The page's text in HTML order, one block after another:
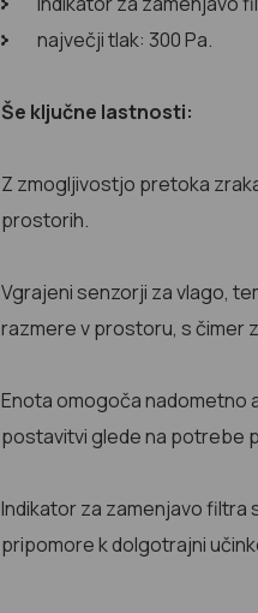
največji tlak: 300 Pa.
Še ključne lastnosti:
Z zmogljivostjo pretoka
prostorih.
Vgrajeni senzorji za vlago,
razmere v prostoru, s čimer
Enota omogoča nadometno
postavitvi glede na potrebe
Indikator za zamenjavo
pripomore k dolgotrajni